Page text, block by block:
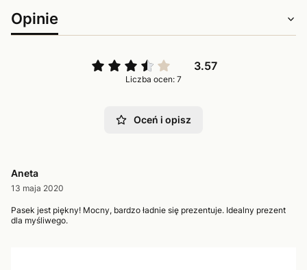
Opinie
3.57
Liczba ocen: 7
Oceń i opisz
Aneta
13 maja 2020
Pasek jest piękny! Mocny, bardzo ładnie się prezentuje. Idealny prezent
dla myśliwego.